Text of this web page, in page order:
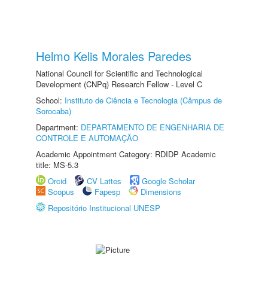
Helmo Kelis Morales Paredes
National Council for Scientific and Technological
Development (CNPq) Research Fellow - Level C
School: Instituto de Ciência e Tecnologia (Câmpus de
Sorocaba)
Department: DEPARTAMENTO DE ENGENHARIA DE
CONTROLE E AUTOMAÇÃO
Academic Appointment Category: RDIDP Academic
title: MS-5.3
Orcid
CV Lattes
Google Scholar
Scopus
Fapesp
Dimensions
Repositório Institucional UNESP